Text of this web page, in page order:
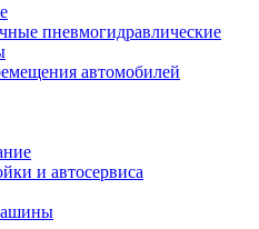
пневмогидравлические
автомобилей
и автосервиса